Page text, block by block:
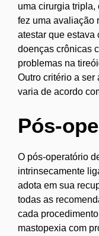
uma cirurgia
fez uma avaliação
atestar que estava
doenças crônicas
problemas na
Outro critério a ser
varia de acordo
Pós-
O pós-operatório
intrinsecamente
adota em sua
todas as
cada
mastopexia com